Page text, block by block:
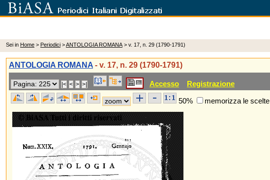
Sei in Home > Periodici >ANTOLOGIA ROMANA > v. 17, n. 29 (1790-1791)
ANTOLOGIA ROMANA - v. 17, n. 29 (1790-1791)
Accesso Registrazione
50% memorizza le scelte